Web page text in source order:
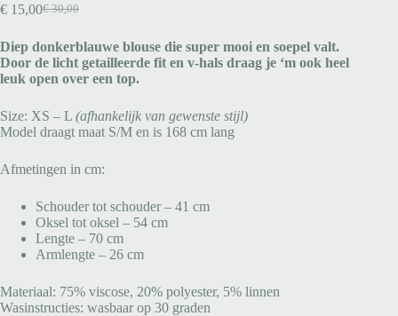
€30,00
€ 15,00
Diep donkerblauwe blouse die super mooi en soepel valt.
Door de licht getailleerde fit en v-hals draag je ‘m ook heel
leuk open over een top.
Size: XS – L (afhankelijk van gewenste stijl)
Model draagt maat S/M en is 168 cm lang
Afmetingen in cm:
Schouder tot schouder – 41 cm
Oksel tot oksel – 54 cm
Lengte – 70 cm
Armlengte – 26 cm
Materiaal: 75% viscose, 20% polyester, 5% linnen
Wasinstructies: wasbaar op 30 graden